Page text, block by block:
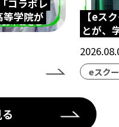
コラボレ
学院が
【eス
とが、
eスク